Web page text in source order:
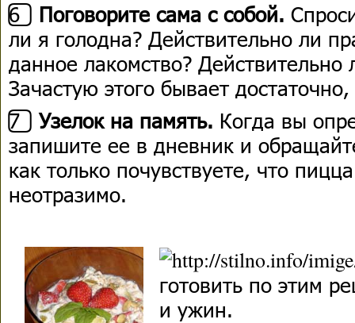
6️⃣ Поговорите сама с собой.
ли я голодна? Действительно ли
данное лакомство?
Зачастую этого бывает
7️⃣Узелок на память. Когда вы
запишите ее в дневник и
как только почувствуете, что
неотразимо.
готовить по этим
и ужин.